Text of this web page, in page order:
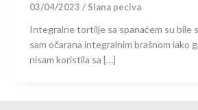
03/04/2023 / Slana peciva
Integralne tortilje sa spanaćem su bile
sam očarana integralnim brašnom iako
nisam koristila sa […]